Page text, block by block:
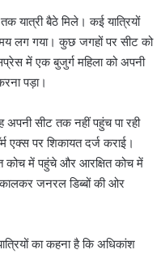
यात्री बैठे मिले। कई यात्रियों
लग गया। कुछ जगहों पर सीट को
में एक बुजुर्ग महिला को अपनी
पड़ा।
अपनी सीट तक नहीं पहुंच पा रही
एक्स पर शिकायत दर्ज कराई।
कोच में पहुंचे और आरक्षित कोच में
जनरल डिब्बों की ओर
का कहना है कि अधिकांश